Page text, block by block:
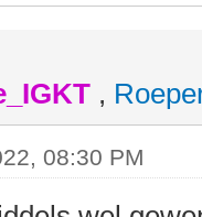
,
08:30 PM